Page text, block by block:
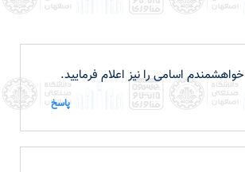
خواهشمندم اسامی را نیز اعلام فرمایید.
پاسخ